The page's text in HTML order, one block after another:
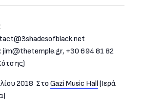
jim@thetemple.gr, +30 694 81 82
2018 Στο Gazi Music Hall (Ιερά